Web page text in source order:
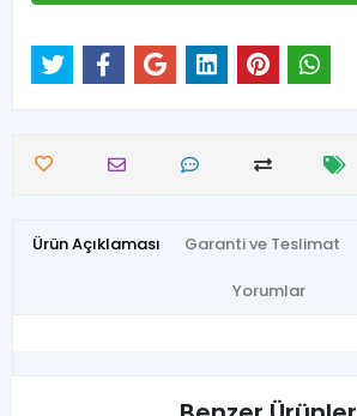
Ürün Açıklaması Garanti ve Teslimat
Yorumlar